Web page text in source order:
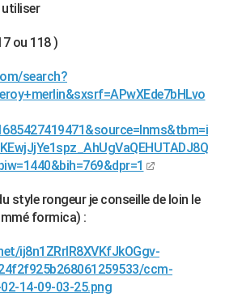
utiliser
ou 118 )
search?
style rongeur je conseille de loin le
formica) :
ij8n1ZRrIR8XVKfJkOGgv-
ccm-
14-09-03-25.png